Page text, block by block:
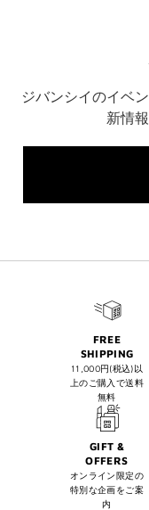
ジバンシイのイベ
新情
FREE
SHIPPING
11,000円(税込)以
上のご購入で送料
無料
GIFT &
OFFERS
オンライン限定の
特別な企画をご案
内